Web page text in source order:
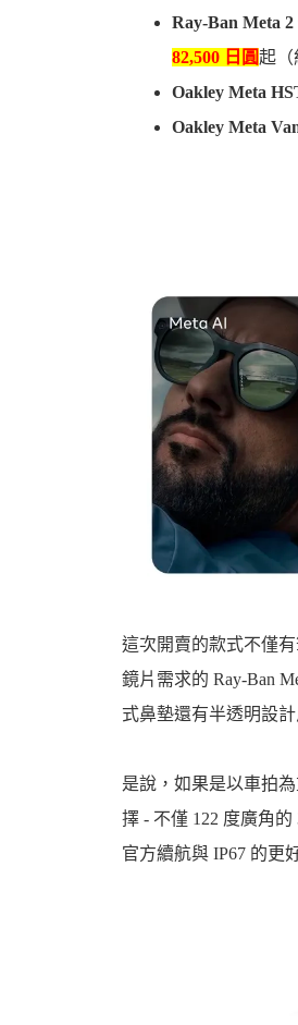
Ray-Ban Meta
82,500 日圓起（
Oakley Meta
Oakley Meta
這次開賣的款式不僅
鏡片需求的 Ray-Ban
式鼻墊還有半透明設
是說，如果是以車拍為
擇 - 不僅 122 度廣角
官方續航與 IP67 的更